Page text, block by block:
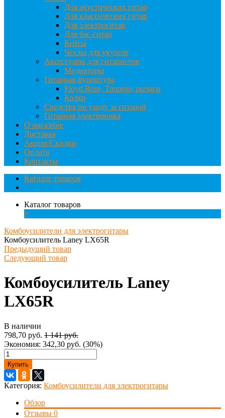
Для акустических гитар
Для классических гитар
Для электрогитар
Для бас-гитар
Кейсы
Чехлы для укулеле
Аксессуары для гитаристов
Медиаторы
Гитарная фурнитура
Floyd Rose, Tremolo, рычаги
Колки
Средства по уходу за гитарой
Гитарная электроника
О магазине
Доставка
Акции/Скидки
Оплата
Контакты
Каталог товаров
Каталог товаров
×
Комбоусилители для электрогитары
Комбоусилитель Laney LX65R
Предыдущий товар
Следующий товар
Комбоусилитель Laney
LX65R
В наличии
798,70 руб. 1 141 руб.
Экономия: 342,30 руб. (30%)
Купить
Категория: Комбоусилители для электрогитары
Обзор
Отзывы 0